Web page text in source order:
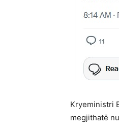
Kryeministri
megjithatë